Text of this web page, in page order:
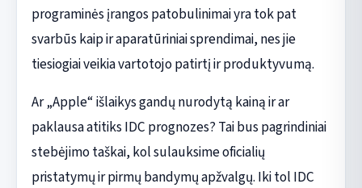
programinės įrangos patobulinimai yra tok pat
svarbūs kaip ir aparatūriniai sprendimai, nes jie
tiesiogiai veikia vartotojo patirtį ir produktyvumą.
Ar „Apple“ išlaikys gandų nurodytą kainą ir ar
paklausa atitiks IDC prognozes? Tai bus pagrindiniai
stebėjimo taškai, kol sulauksime oficialių
pristatymų ir pirmų bandymų apžvalgų. Iki tol IDC